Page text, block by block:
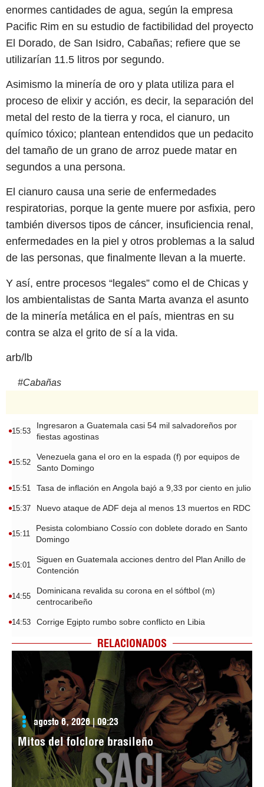
enormes cantidades de agua, según la empresa
Pacific Rim en su estudio de factibilidad del proyecto
El Dorado, de San Isidro, Cabañas; refiere que se
utilizarían 11.5 litros por segundo.
Asimismo la minería de oro y plata utiliza para el
proceso de elixir y acción, es decir, la separación del
metal del resto de la tierra y roca, el cianuro, un
químico tóxico; plantean entendidos que un pedacito
del tamaño de un grano de arroz puede matar en
segundos a una persona.
El cianuro causa una serie de enfermedades
respiratorias, porque la gente muere por asfixia, pero
también diversos tipos de cáncer, insuficiencia renal,
enfermedades en la piel y otros problemas a la salud
de las personas, que finalmente llevan a la muerte.
Y así, entre procesos “legales” como el de Chicas y
los ambientalistas de Santa Marta avanza el asunto
de la minería metálica en el país, mientras en su
contra se alza el grito de sí a la vida.
arb/lb
#Cabañas
15:53
Ingresaron a Guatemala casi 54 mil salvadoreños por
fiestas agostinas
15:52
Venezuela gana el oro en la espada (f) por equipos de
Santo Domingo
15:51 Tasa de inflación en Angola bajó a 9,33 por ciento en julio
15:37 Nuevo ataque de ADF deja al menos 13 muertos en RDC
15:11
Pesista colombiano Cossío con doblete dorado en Santo
Domingo
15:01
Siguen en Guatemala acciones dentro del Plan Anillo de
Contención
14:55
Dominicana revalida su corona en el sóftbol (m)
centrocaribeño
14:53 Corrige Egipto rumbo sobre conflicto en Libia
RELACIONADOS
agosto 6, 2026 | 09:23
Mitos del folclore brasileño